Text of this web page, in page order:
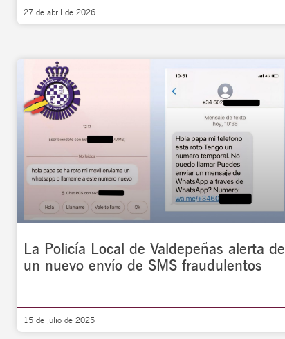
27 de abril de 2026
La Policía Local de Valdepeñas alerta de
un nuevo envío de SMS fraudulentos
15 de julio de 2025